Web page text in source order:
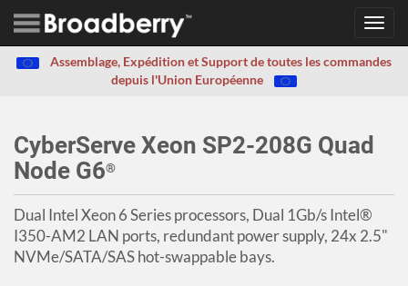
Assemblage, Expédition et Support de toutes les commandes
depuis l'Union Européenne
CyberServe Xeon SP2-208G Quad
Node G6®
Dual Intel Xeon 6 Series processors, Dual 1Gb/s Intel®
I350-AM2 LAN ports, redundant power supply, 24x 2.5"
NVMe/SATA/SAS hot-swappable bays.